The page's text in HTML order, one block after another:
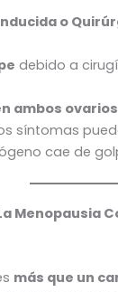
o
debido a
ambos ovarios
síntomas
cae de
Menopausia
más que un